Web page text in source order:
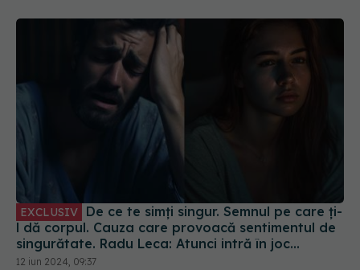
EXCLUSIV
l dă corpul. Cauza care provoacă sentimentul de
singurătate. Radu Leca: Atunci intră în joc
singurătatea
12 iun 2024, 09:37